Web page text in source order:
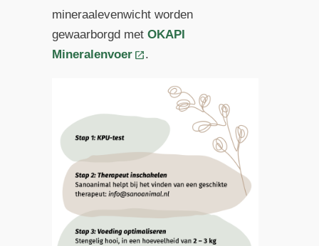
mineraalevenwicht worden
gewaarborgd met OKAPI
Mineralenvoer
.